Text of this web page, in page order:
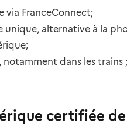
via FranceConnect;
unique, alternative à la
dans les trains ;
certifiée